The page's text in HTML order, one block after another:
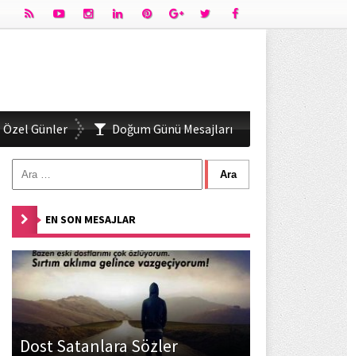
Özel Günler Doğum Günü Mesajları
EN SON MESAJLAR
Dost Satanlara Sözler